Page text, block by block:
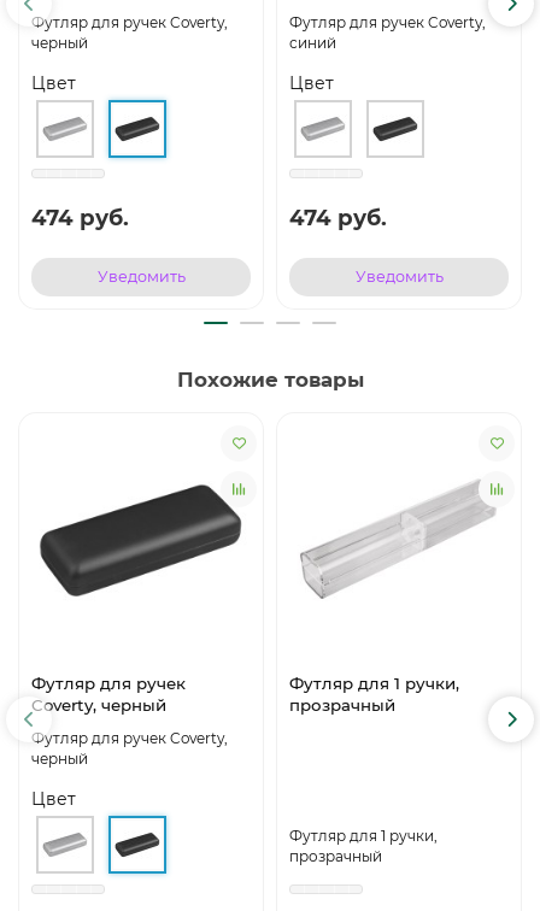
Футляр для ручек Coverty,
черный
Цвет
474 руб.
Уведомить
Футляр для ручек Coverty,
синий
Цвет
474 руб.
Уведомить
Похожие товары
Футляр для ручек
Coverty, черный
Футляр для ручек Coverty,
черный
Цвет
Футляр для 1 ручки,
прозрачный
Футляр для 1 ручки,
прозрачный